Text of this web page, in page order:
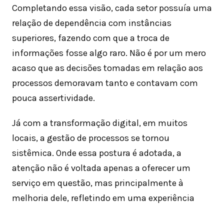
Completando essa visão, cada setor possuía uma
relação de dependência com instâncias
superiores, fazendo com que a troca de
informações fosse algo raro. Não é por um mero
acaso que as decisões tomadas em relação aos
processos demoravam tanto e contavam com
pouca assertividade.
Já com a transformação digital, em muitos
locais, a gestão de processos se tornou
sistêmica. Onde essa postura é adotada, a
atenção não é voltada apenas a oferecer um
serviço em questão, mas principalmente à
melhoria dele, refletindo em uma experiência